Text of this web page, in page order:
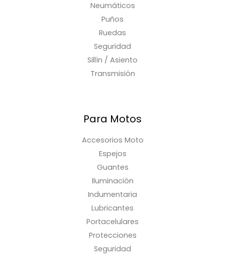
Neumáticos
Puños
Ruedas
Seguridad
Sillín / Asiento
Transmisión
Para Motos
Accesorios Moto
Espejos
Guantes
Iluminación
Indumentaria
Lubricantes
Portacelulares
Protecciones
Seguridad